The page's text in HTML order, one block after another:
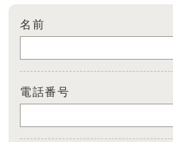
名前
電話番号